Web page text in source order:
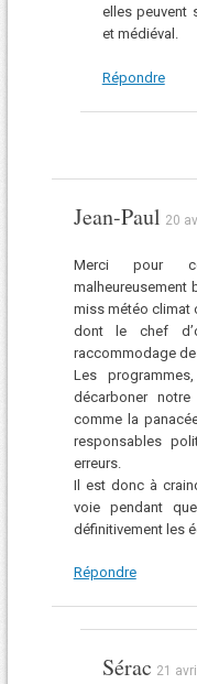
elles peuvent
et médiéval.
Répondre
Jean-Paul 20
Merci pour
miss météo climat
dont le chef
raccommodage
Les
décarboner
comme la
responsables
erreurs.
Il est donc à
voie pendant
définitivement les
Répondre
Sérac 21